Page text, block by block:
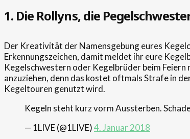
1. Die Rollyns, die
Der Kreativität der Namensgebung eures
Erkennungszeichen, damit meldet ihr eure
Kegelschwestern oder Kegelbrüder beim Feiern
anzuziehen, denn das kostet oftmals Strafe in
Kegeltouren genutzt wird.
Kegeln steht kurz vorm Aussterben.
— 1LIVE (@1LIVE)4. Januar 2018